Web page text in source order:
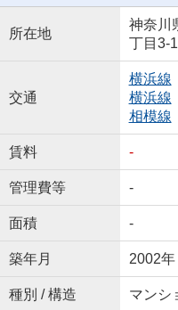
所在地
神奈川
丁目3-
交通
横浜線
横浜線
相模線
賃料 -
管理費等 -
面積 -
築年月 2002
種別 / 構造 マンシ